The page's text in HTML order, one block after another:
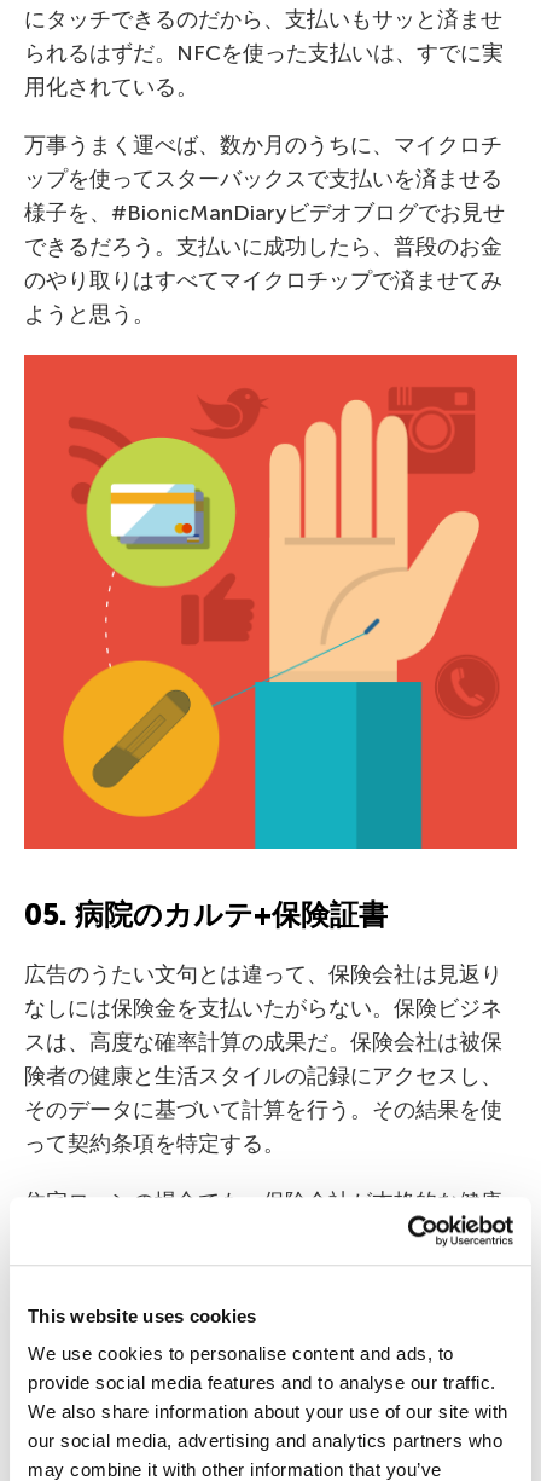
This website uses cookies
We use cookies to personalise content and ads, to
provide social media features and to analyse our traffic.
We also share information about your use of our site with
our social media, advertising and analytics partners who
may combine it with other information that you’ve
にタッチできるのだから、支払いもサッと済ませ
られるはずだ。NFCを使った支払いは、すでに実
用化されている。
万事うまく運べば、数か月のうちに、マイクロチ
ップを使ってスターバックスで支払いを済ませる
様子を、#BionicManDiaryビデオブログでお見せ
できるだろう。支払いに成功したら、普段のお金
のやり取りはすべてマイクロチップで済ませてみ
ようと思う。
05. 病院のカルテ+保険証書
広告のうたい文句とは違って、保険会社は見返り
なしには保険金を支払いたがらない。保険ビジネ
スは、高度な確率計算の成果だ。保険会社は被保
険者の健康と生活スタイルの記録にアクセスし、
そのデータに基づいて計算を行う。その結果を使
って契約条項を特定する。
住宅ローンの場合でも、保険会社が本格的な健康
診断を要求するのは、まさにこのためだ。利益の
出ない保険契約は、最初から避けたいのだ。言い
たいことはおわかりだと思う。残念ながら、医療
の医療組織は患者の記録をしょっちゅう紛失して
いる。患者の完全な医療記録など、ほとんど聞い
たことがない。